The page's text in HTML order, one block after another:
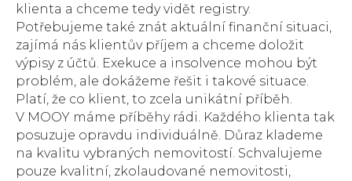
klienta a chceme tedy vidět registry.
Potřebujeme také znát aktuální finanční situaci,
zajímá nás klientův příjem a chceme doložit
výpisy z účtů. Exekuce a insolvence mohou být
problém, ale dokážeme řešit i takové situace.
Platí, že co klient, to zcela unikátní příběh.
V MOOY máme příběhy rádi. Každého klienta tak
posuzuje opravdu individuálně. Důraz klademe
na kvalitu vybraných nemovitostí. Schvalujeme
pouze kvalitní, zkolaudované nemovitosti,